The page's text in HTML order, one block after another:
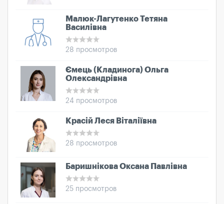
Малюк-Лагутенко Тетяна
Василівна
28 просмотров
Ємець (Кладинога) Ольга
Олександрівна
24 просмотров
Красій Леся Віталіївна
28 просмотров
Баришнікова Оксана Павлівна
25 просмотров